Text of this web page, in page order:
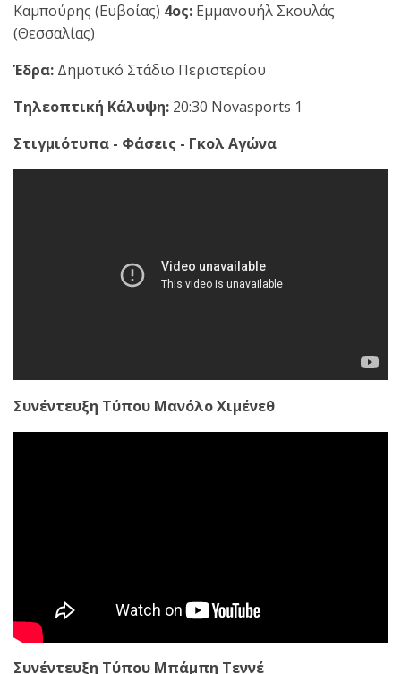
Καμπούρης (Ευβοίας) 4ος: Εμμανουήλ Σκουλάς
(Θεσσαλίας)
Έδρα: Δημοτικό Στάδιο Περιστερίου
Τηλεοπτική Κάλυψη: 20:30 Novasports 1
Στιγμιότυπα - Φάσεις - Γκολ Αγώνα
Συνέντευξη Τύπου Μανόλο Χιμένεθ
Συνέντευξη Τύπου Μπάμπη Τεννέ